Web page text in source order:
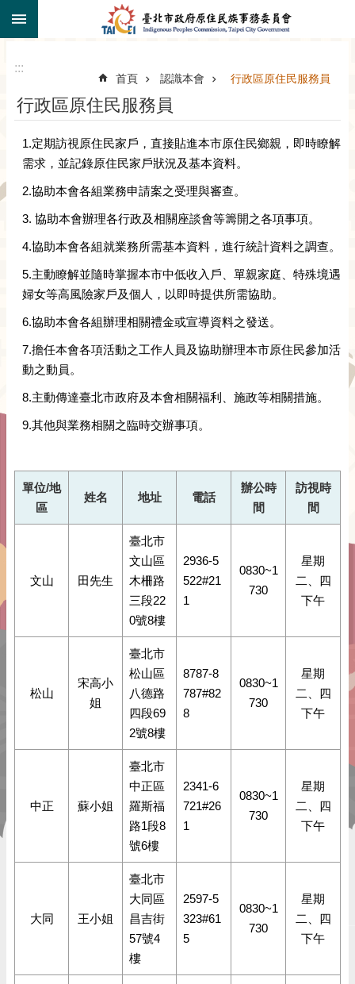
跳到主要內容區塊
:::
首頁 認識本會 行政區原住民服務員
行政區原住民服務員
1.定期訪視原住民家戶，直接貼進本市原住民鄉親，即時瞭解
需求，並記錄原住民家戶狀況及基本資料。
2.協助本會各組業務申請案之受理與審查。
3. 協助本會辦理各行政及相關座談會等籌開之各項事項。
4.協助本會各組就業務所需基本資料，進行統計資料之調查。
5.主動瞭解並隨時掌握本市中低收入戶、單親家庭、特殊境遇
婦女等高風險家戶及個人，以即時提供所需協助。
6.協助本會各組辦理相關禮金或宣導資料之發送。
7.擔任本會各項活動之工作人員及協助辦理本市原住民參加活
動之動員。
8.主動傳達臺北市政府及本會相關福利、施政等相關措施。
9.其他與業務相關之臨時交辦事項。
單位/地
區
姓名 地址 電話
辦公時
間
訪視時
間
文山 田先生
臺北市
文山區
木柵路
三段22
0號8樓
2936-5
522#21
1
0830~1
730
星期
二、四
下午
松山
宋高小
姐
臺北市
松山區
八德路
四段69
2號8樓
8787-8
787#82
8
0830~1
730
星期
二、四
下午
中正 蘇小姐
臺北市
中正區
羅斯福
路1段8
號6樓
2341-6
721#26
1
0830~1
730
星期
二、四
下午
大同 王小姐
臺北市
大同區
昌吉街
57號4
樓
2597-5
323#61
5
0830~1
730
星期
二、四
下午